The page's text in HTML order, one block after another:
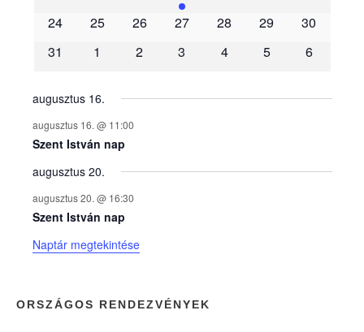
é
n
y
e
k
n
a
p
24
25 26 27 28 29
30
31
1 2 3 4 5 6
augusztus 16.
augusztus 16. @ 11:00
Szent István nap
augusztus 20.
augusztus 20. @ 16:30
Szent István nap
Naptár megtekintése
ORSZÁGOS RENDEZVÉNYEK